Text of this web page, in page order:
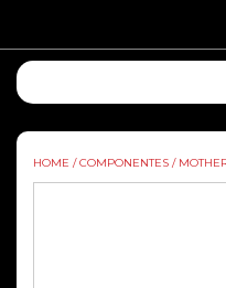
HOME / COMPONENTES /